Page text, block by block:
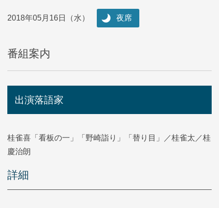
2018年05月16日（水） 夜席
番組案内
出演落語家
桂雀喜「看板の一」「野崎詣り」「替り目」／桂雀太／桂
慶治朗
詳細